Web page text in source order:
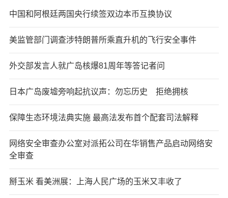
中国和阿根廷两国央行续签双边本币互换协议
美监管部门调查涉特朗普所乘直升机的飞行安全事件
外交部发言人就广岛核爆81周年等答记者问
日本广岛废墟旁响起抗议声：勿忘历史 拒绝拥核
保障生态环境法典实施 最高法发布首个配套司法解释
网络安全审查办公室对派拓公司在华销售产品启动网络安
全审查
掰玉米 看美洲展：上海人民广场的玉米又丰收了